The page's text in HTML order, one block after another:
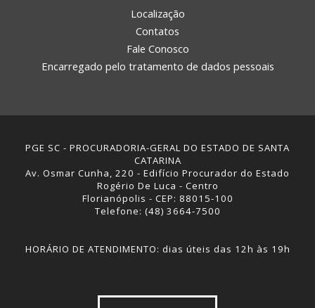
Localização
Contatos
Fale Conosco
Encarregado pelo tratamento de dados pessoais
PGE SC - PROCURADORIA-GERAL DO ESTADO DE SANTA
CATARINA
Av. Osmar Cunha, 220 - Edifício Procurador do Estado
Rogério De Luca - Centro
Florianópolis - CEP: 88015-100
Telefone: (48) 3664-7500
HORÁRIO DE ATENDIMENTO: dias úteis das 12h às 19h